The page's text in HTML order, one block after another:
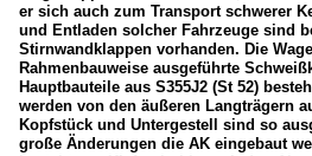
er sich auch zum Transport schwerer
und Entladen solcher Fahrzeuge sind
Stirnwandklappen vorhanden. Die
Rahmenbauweise ausgeführte
Hauptbauteile aus S355J2 (St 52)
werden von den äußeren Langträgern
Kopfstück und Untergestell sind so
große Änderungen die AK eingebaut